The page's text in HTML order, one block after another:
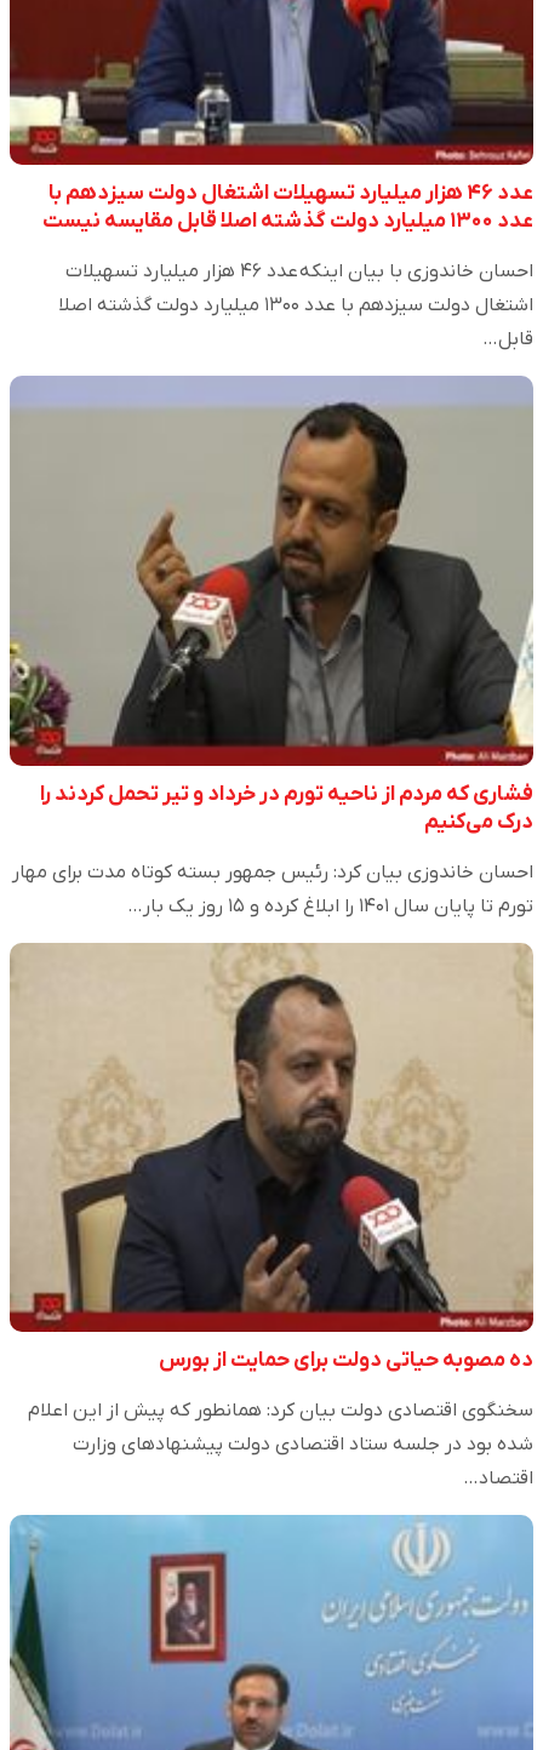
عدد ۴۶ هزار میلیارد تسهیلات اشتغال دولت سیزدهم با
عدد ۱۳۰۰ میلیارد دولت گذشته اصلا قابل مقایسه نیست
احسان خاندوزی با بیان اینکه عدد ۴۶ هزار میلیارد تسهیلات
اشتغال دولت سیزدهم با عدد ۱۳۰۰ میلیارد دولت گذشته اصلا
قابل…
فشاری که مردم از ناحیه تورم در خرداد و تیر تحمل کردند را
درک می‌کنیم
احسان خاندوزی بیان کرد: رئیس جمهور بسته کوتاه مدت برای مهار
تورم تا پایان سال ۱۴۰۱ را ابلاغ کرده و ۱۵ روز یک بار…
ده مصوبه حیاتی دولت برای حمایت از بورس
سخنگوی اقتصادی دولت بیان کرد: همانطور که پیش از این اعلام
شده بود در جلسه ستاد اقتصادی دولت پیشنهادهای وزارت
اقتصاد…